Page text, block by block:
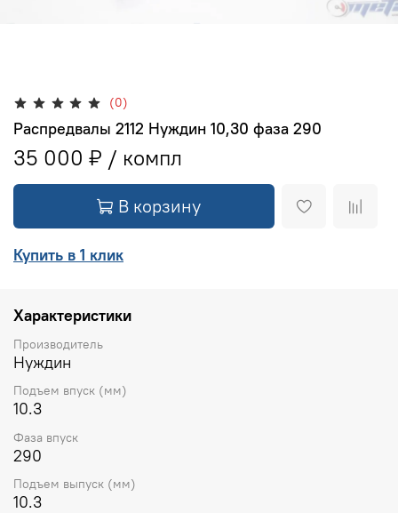
(0)
Распредвалы 2112 Нуждин 10,30 фаза 290
35 000 ₽
В корзину
Купить в 1 клик
Характеристики
Производитель
Нуждин
Подъем впуск (мм)
10.3
Фаза впуск
290
Подъем выпуск (мм)
10.3